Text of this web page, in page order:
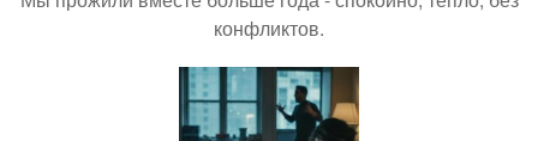
конфликтов.